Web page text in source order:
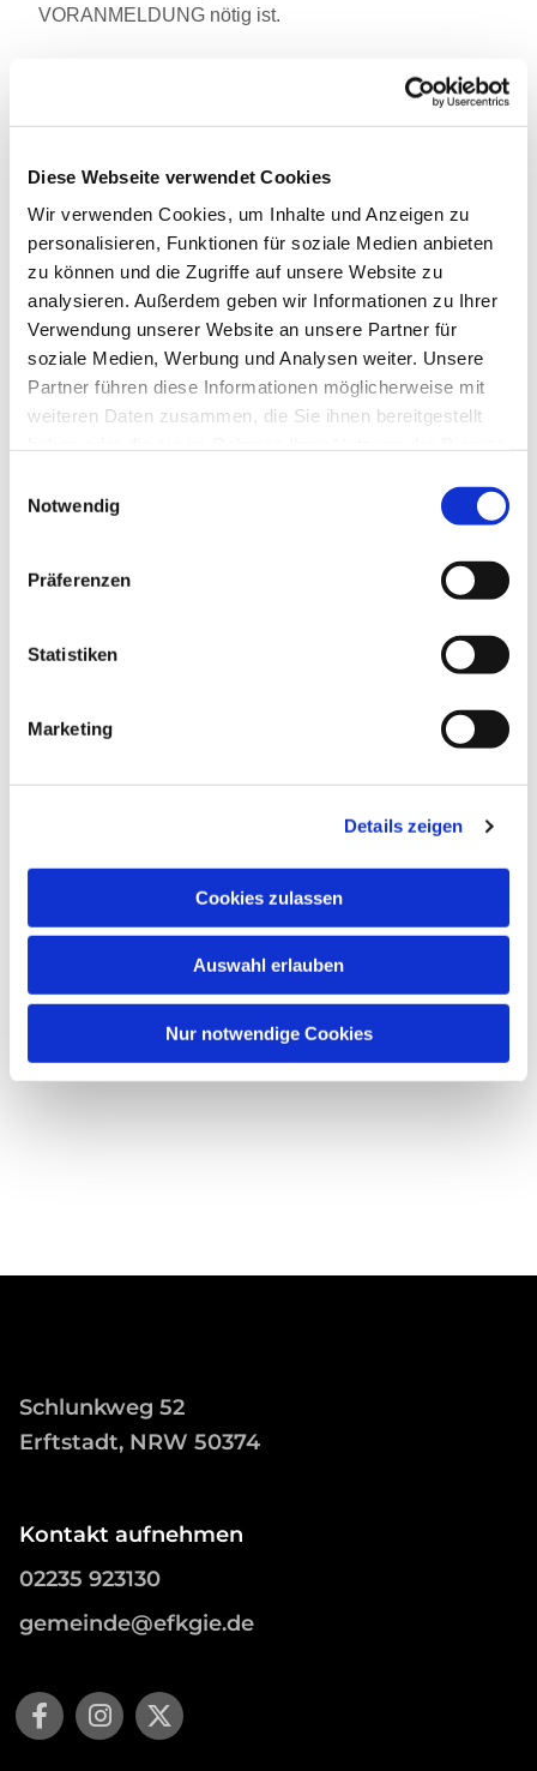
Diese Webseite verwendet Cookies
Wir verwenden Cookies, um Inhalte und Anzeigen zu
personalisieren, Funktionen für soziale Medien anbieten
zu können und die Zugriffe auf unsere Website zu
analysieren. Außerdem geben wir Informationen zu Ihrer
Verwendung unserer Website an unsere Partner für
soziale Medien, Werbung und Analysen weiter. Unsere
Partner führen diese Informationen möglicherweise mit
weiteren Daten zusammen, die Sie ihnen bereitgestellt
Notwendig
Präferenzen
Statistiken
Marketing
Details zeigen
Cookies zulassen
Auswahl erlauben
Nur notwendige Cookies
VORANMELDUNG nötig ist.
Dies könnte Sie auch
Schlunkweg 52
Erftstadt, NRW 50374
Kontakt aufnehmen
02235 923130
gemeinde@efkgie.de